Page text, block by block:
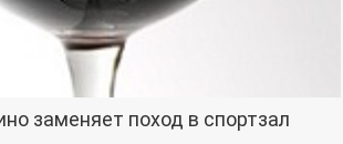
заменяет поход в спортзал